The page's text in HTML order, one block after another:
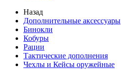
Назад
Дополнительные аксессуары
Бинокли
Кобуры
Рации
Тактические дополнения
Чехлы и Кейсы оружейные